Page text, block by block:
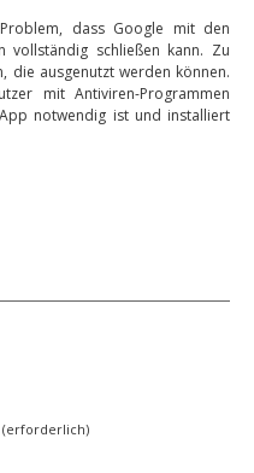
dass Google mit den
vollständig schließen kann. Zu
die ausgenutzt werden können.
mit Antiviren-Programmen
notwendig ist und installiert
(erforderlich)